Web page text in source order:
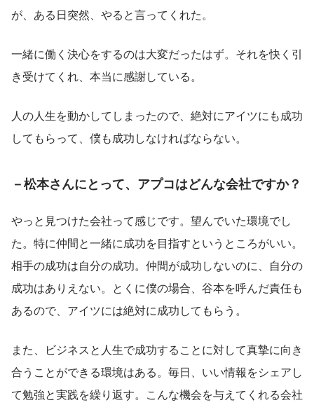
が、ある日突然、やると言ってくれた。
一緒に働く決心をするのは大変だったはず。それを快く引
き受けてくれ、本当に感謝している。
人の人生を動かしてしまったので、絶対にアイツにも成功
してもらって、僕も成功しなければならない。
－松本さんにとって、アプコはどんな会社ですか？
やっと見つけた会社って感じです。望んでいた環境でし
た。特に仲間と一緒に成功を目指すというところがいい。
相手の成功は自分の成功。仲間が成功しないのに、自分の
成功はありえない。とくに僕の場合、谷本を呼んだ責任も
あるので、アイツには絶対に成功してもらう。
また、ビジネスと人生で成功することに対して真摯に向き
合うことができる環境はある。毎日、いい情報をシェアし
て勉強と実践を繰り返す。こんな機会を与えてくれる会社